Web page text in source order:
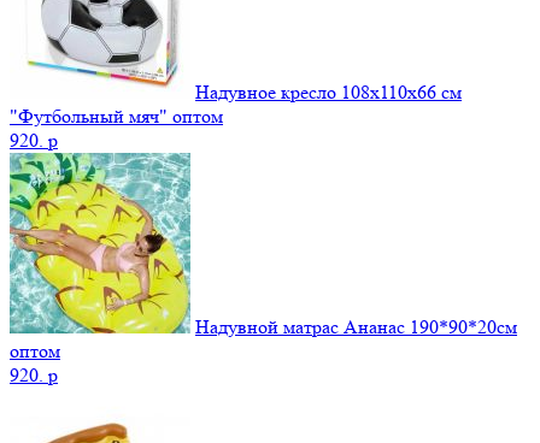
Надувное кресло 108х110х66 см
"Футбольный мяч" оптом
920. p
Надувной матрас Ананас 190*90*20см
оптом
920. p